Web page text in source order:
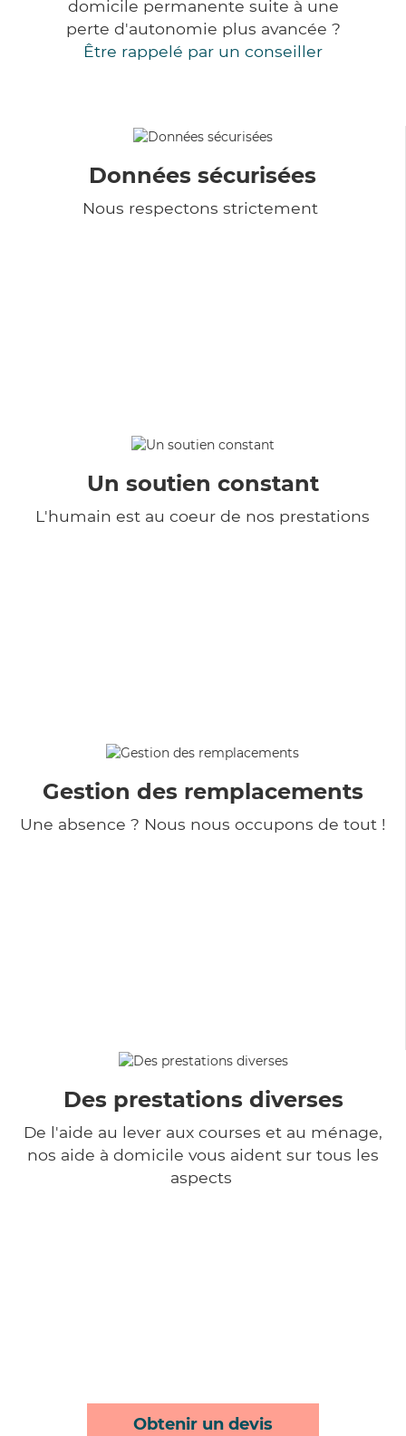
domicile permanente suite à une
perte d'autonomie plus avancée ?
Être rappelé par un conseiller
Données sécurisées
Nous respectons strictement
Un soutien constant
L'humain est au coeur de nos prestations
Gestion des remplacements
Une absence ? Nous nous occupons de tout !
Des prestations diverses
De l'aide au lever aux courses et au ménage,
nos aide à domicile vous aident sur tous les
aspects
Obtenir un devis